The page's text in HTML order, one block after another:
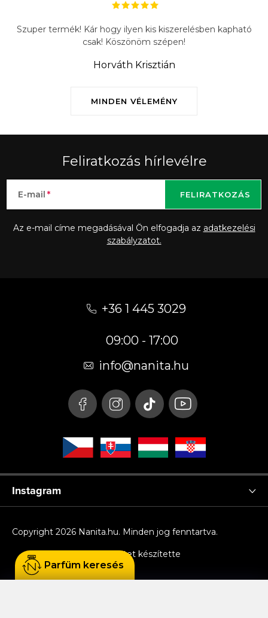
MINDEN VÉLEMÉNY
Szuper termék! Kár hogy ilyen kis kiszerelésben kapható
csak! Köszönöm szépen!
Horváth Krisztián
Feliratkozás hírlevélre
E-mail
Az e-mail címe megadásával Ön elfogadja az adatkezelési
szabályzatot.
FELIRATKOZÁS
+36 1 445 3029
09:00 - 17:00
info@nanita.hu
Instagram
Shoptet készítette
Copyright 2026 Nanita.hu. Minden jog fenntartva.
Parfüm keresés